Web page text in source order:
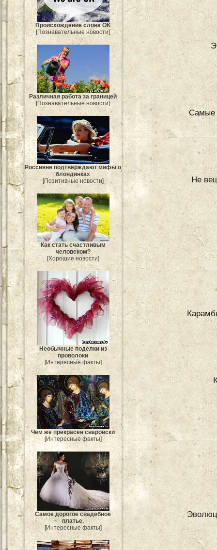
Происхождение слова OK
[Познавательные новости]
Различная работа за границей
[Познавательные новости]
Россияне подтверждают мифы о
блондинках
[Позитивные новости]
Как стать счастливым
человеком?
[Хорошие новости]
Необычные поделки из
проволоки
[Интересные факты]
Чем же прекрасен сваровски
[Интересные факты]
Самое дорогое свадебное
платье.
[Интересные факты]
Самые
Не